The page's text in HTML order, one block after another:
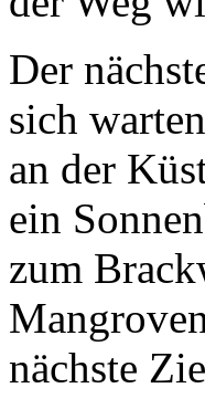
Der
sich
an der
ein
zum
nächste